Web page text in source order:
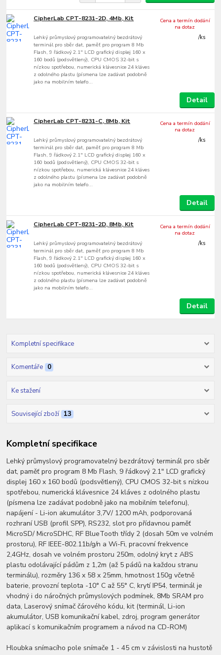
CipherLab CPT-8231-2D, 4Mb, Kit
Lehký průmyslový programovatelný bezdrátový
terminál pro sběr dat, paměť pro program 8 Mb
Flash, 9 řádkový 2.1" LCD grafický displej 160 x
160 bodů (podsvětlený), CPU CMOS 32-bit s
nízkou spotřebou, numerická klávesnice 24 kláves
z odolného plastu (písmena lze zadávat podobně
jako na mobilním telefo...
/ks
Cena a termín dodání
na dotaz
Detail
CipherLab CPT-8231-C, 8Mb, Kit
Lehký průmyslový programovatelný bezdrátový
terminál pro sběr dat, paměť pro program 8 Mb
Flash, 9 řádkový 2.1" LCD grafický displej 160 x
160 bodů (podsvětlený), CPU CMOS 32-bit s
nízkou spotřebou, numerická klávesnice 24 kláves
z odolného plastu (písmena lze zadávat podobně
jako na mobilním telefo...
/ks
Cena a termín dodání
na dotaz
Detail
CipherLab CPT-8231-2D, 8Mb, Kit
Lehký průmyslový programovatelný bezdrátový
terminál pro sběr dat, paměť pro program 8 Mb
Flash, 9 řádkový 2.1" LCD grafický displej 160 x
160 bodů (podsvětlený), CPU CMOS 32-bit s
nízkou spotřebou, numerická klávesnice 24 kláves
z odolného plastu (písmena lze zadávat podobně
jako na mobilním telefo...
/ks
Cena a termín dodání
na dotaz
Detail
Kompletní specifikace
Komentáře 0
Ke stažení
Související zboží 13
Kompletní specifikace
Lehký průmyslový programovatelný bezdrátový terminál pro sběr
dat, paměť pro program 8 Mb Flash, 9 řádkový 2.1" LCD grafický
displej 160 x 160 bodů (podsvětlený), CPU CMOS 32-bit s nízkou
spotřebou, numerická klávesnice 24 kláves z odolného plastu
(písmena lze zadávat podobně jako na mobilním telefonu),
napájení - Li-ion akumulátor 3,7V/ 1200 mAh, podporovaná
rozhraní USB (profil SPP), RS232, slot pro přídavnou paměť
MicroSD/ MicroSDHC, RF BlueTooth třídy 2 (dosah 50m ve volném
prostoru), RF IEEE-802.11b/g/n a Wi-Fi, pracovní frekvence
2,4GHz, dosah ve volném prostoru 250m, odolný kryt z ABS
plastu odolávající pádům z 1,2m (až 5 pádů na každou stranu
terminálu), rozměry 136 x 58 x 25mm, hmotnost 150g včetně
baterie, provozní teplota -10° C až 55° C, krytí IP54, terminál je
vhodný i do náročných průmyslových podmínek, 8Mb SRAM pro
data, Laserový snímač čárového kódu, kit (terminál, Li-ion
akumulátor, USB komunikační kabel, zdroj, program generátor
aplikací s komunikačním programem a návod na CD-ROM)
Hloubka snímacího pole snímače 1 - 45 cm v závislosti na hustotě